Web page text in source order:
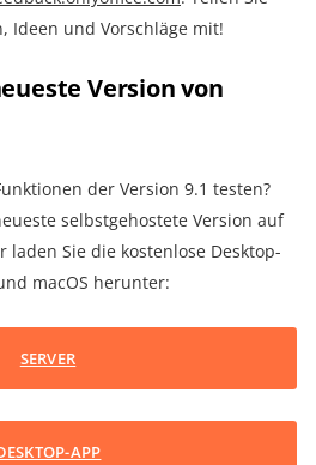
Ideen und Vorschläge mit!
Version von
der Version 9.1 testen?
selbstgehostete Version auf
laden Sie die kostenlose Desktop-
macOS herunter:
SERVER
APP